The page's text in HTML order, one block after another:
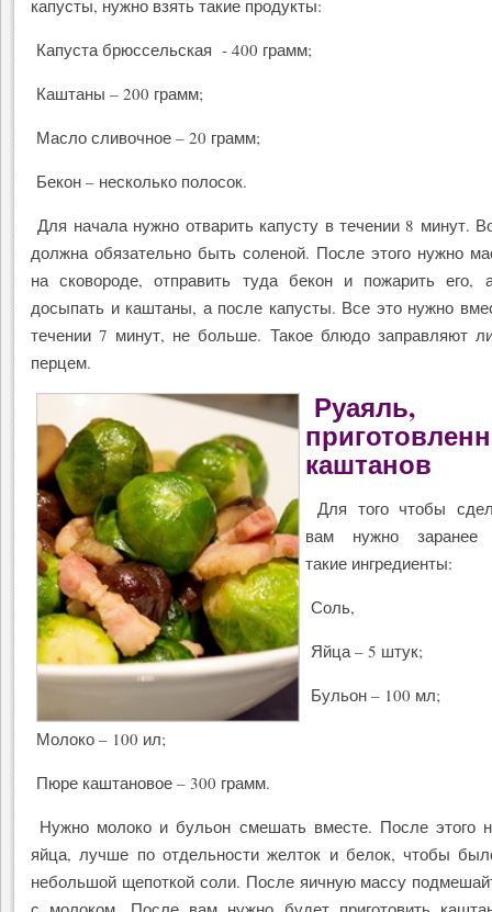
капусты, нужно взять такие продукты:
Капуста брюссельская - 400 грамм;
Каштаны – 200 грамм;
Масло сливочное – 20 грамм;
Бекон – несколько полосок.
Для начала нужно отварить капусту в течении 8 минут.
должна обязательно быть соленой. После этого нужно
на сковороде, отправить туда бекон и пожарить его,
досыпать и каштаны, а после капусты. Все это нужно
течении 7 минут, не больше. Такое блюдо заправляют
перцем.
Руаяль,
каштанов
Для того чтобы
вам нужно заранее
такие ингредиенты:
Соль,
Яйца – 5 штук;
Бульон – 100 мл;
Молоко – 100 ил;
Пюре каштановое – 300 грамм.
Нужно молоко и бульон смешать вместе. После этого
яйца, лучше по отдельности желток и белок, чтобы
небольшой щепоткой соли. После яичную массу